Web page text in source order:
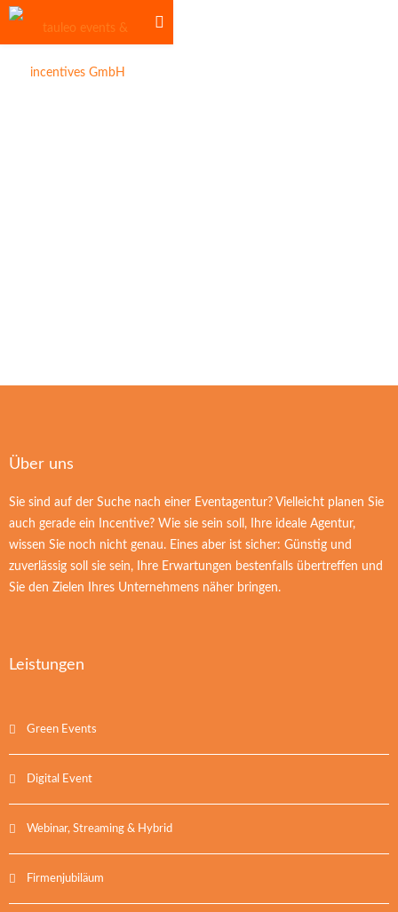
Über uns
Sie sind auf der Suche nach einer Eventagentur? Vielleicht planen Sie
auch gerade ein Incentive? Wie sie sein soll, Ihre ideale Agentur,
wissen Sie noch nicht genau. Eines aber ist sicher: Günstig und
zuverlässig soll sie sein, Ihre Erwartungen bestenfalls übertreffen und
Sie den Zielen Ihres Unternehmens näher bringen.
Leistungen
Green Events
Digital Event
Webinar, Streaming & Hybrid
Firmenjubiläum